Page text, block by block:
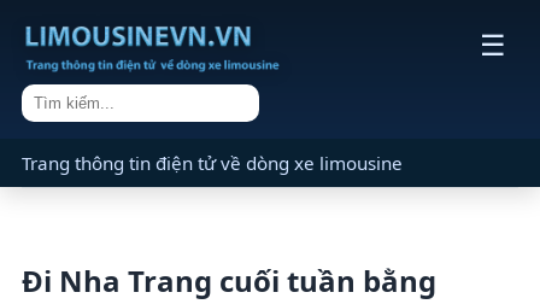
☰
Trang thông tin điện tử về dòng xe limousine
Đi Nha Trang cuối tuần bằng